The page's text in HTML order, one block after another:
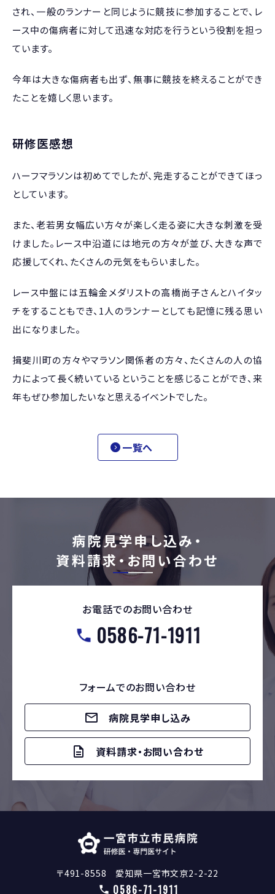
され、一般のランナーと同じように競技に参加することで、レ
ース中の傷病者に対して迅速な対応を行うという役割を担っ
ています。
今年は大きな傷病者も出ず、無事に競技を終えることができ
たことを嬉しく思います。
研修医感想
ハーフマラソンは初めてでしたが、完走することができてほっ
としています。
また、老若男女幅広い方々が楽しく走る姿に大きな刺激を受
けました。レース中沿道には地元の方々が並び、大きな声で
応援してくれ、たくさんの元気をもらいました。
レース中盤には五輪金メダリストの高橋尚子さんとハイタッ
チをすることもでき、 1 人のランナーとしても記憶に残る思い
出になりました。
揖斐川町の方々やマラソン関係者の方々、たくさんの人の協
力によって長く続いているということを感じることができ、来
年もぜひ参加したいなと思えるイベントでした。
一覧へ
病院見学申し込み・
資料請求・お問い合わせ
お電話でのお問い合わせ
0586-71-1911
フォームでのお問い合わせ
病院見学申し込み
資料請求・お問い合わせ
〒491-8558 愛知県一宮市文京2-2-22
0586-71-1911